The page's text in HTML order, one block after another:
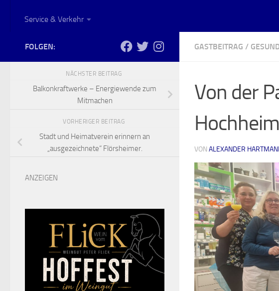
Service & Verkehr
GASTBEITRAG /
Von der
Hochheim
VON ALEXANDER
FOLGEN:
NÄCHSTER BEITRAG
Balkonkraftwerke – Energiewende zum
Mitmachen
VORHERIGER BEITRAG
Stadt und Heimatverein erinnern an
„ausgezeichnete“ Flörsheimer.
ANZEIGEN